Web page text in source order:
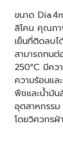
ขนาด
ลิโคน คุณภ
เย็นที่ติดลบไ
สามารถทน
250°C มีค
ความร้อนแล
พืชและน้ำมั
อุตสาหกรรม
โดยวิศวกร